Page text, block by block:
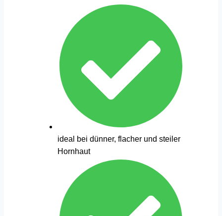
ideal bei dünner, flacher und steiler
Hornhaut